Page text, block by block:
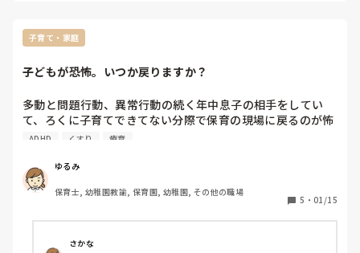
子育て・家庭
子どもが恐怖。いつか戻りますか？
多動と問題行動、異常行動の続く年中息子の相手をしてい
て、ろくに子育てできてない分際で保育の現場に戻るのが怖
くなってしまいました。
ません、
働いてる時より時間はあるのに家のこともできず子どももま
ともに育てられず、キャパオーバーです。耳鳴り診てくれる
ADHD くすり 療育
ゆるみ
保育士, 幼稚園教諭, 保育園, 幼稚園, その他の職場
5 ・ 01/15
さかな